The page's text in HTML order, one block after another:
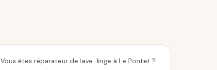
Vous êtes réparateur de lave-linge à Le Pontet ?